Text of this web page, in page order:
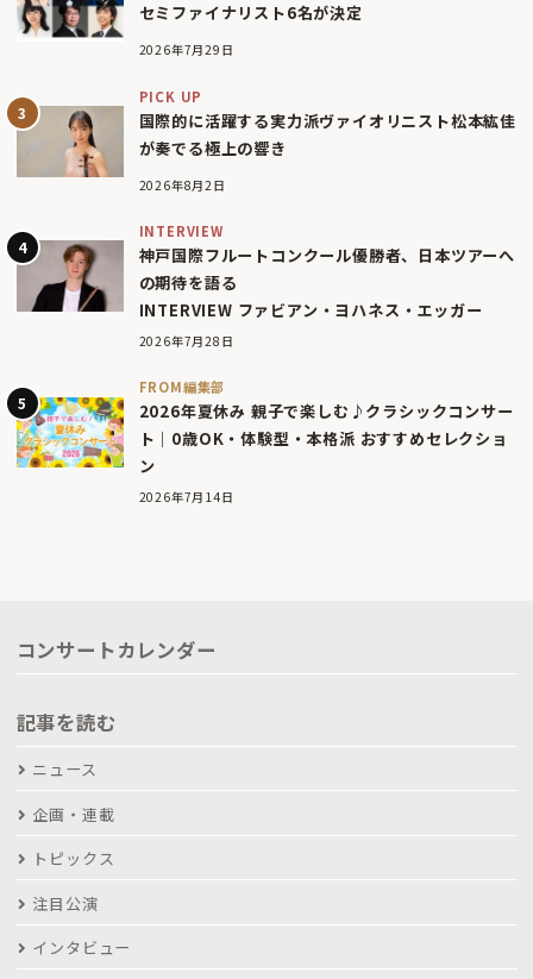
セミファイナリスト6名が決定
2026年7月29日
PICK UP
国際的に活躍する実力派ヴァイオリニスト松本紘佳
が奏でる極上の響き
2026年8月2日
INTERVIEW
神戸国際フルートコンクール優勝者、日本ツアーへ
の期待を語る
INTERVIEW ファビアン・ヨハネス・エッガー
2026年7月28日
FROM編集部
2026年夏休み 親子で楽しむ♪クラシックコンサー
ト｜0歳OK・体験型・本格派 おすすめセレクショ
ン
2026年7月14日
コンサートカレンダー
記事を読む
ニュース
企画・連載
トピックス
注目公演
インタビュー